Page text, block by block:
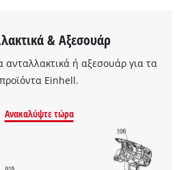
& Αξεσουάρ
ανταλλακτικά ή αξεσουάρ για τα
προϊόντα Einhell.
Ανακαλύψτε τώρα